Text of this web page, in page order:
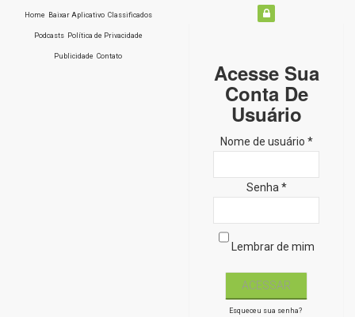
Home Baixar Aplicativo Classificados
Podcasts Política de Privacidade
Publicidade Contato
Acesse Sua
Conta De
Usuário
Nome de usuário *
Senha *
Lembrar de mim
Esqueceu sua senha?